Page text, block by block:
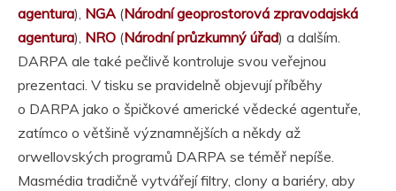
agentura), NGA(Národní geoprostorová zpravodajská
agentura), NRO (Národní průzkumný úřad) a dalším.
DARPA ale také pečlivě kontroluje svou veřejnou
prezentaci. V tisku se pravidelně objevují příběhy
o DARPA jako o špičkové americké vědecké agentuře,
zatímco o většině významnějších a někdy až
orwellovských programů DARPA se téměř nepíše.
Masmédia tradičně vytvářejí filtry, clony a bariéry, aby